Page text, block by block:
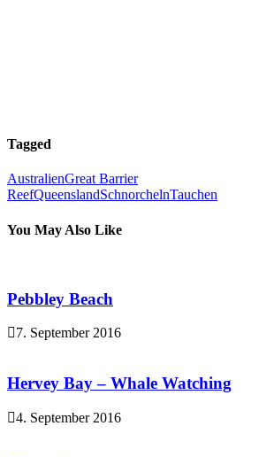
Tagged
AustralienGreat Barrier
ReefQueenslandSchnorchelnTauchen
You May Also Like
Pebbley Beach
7. September 2016
Hervey Bay – Whale Watching
4. September 2016